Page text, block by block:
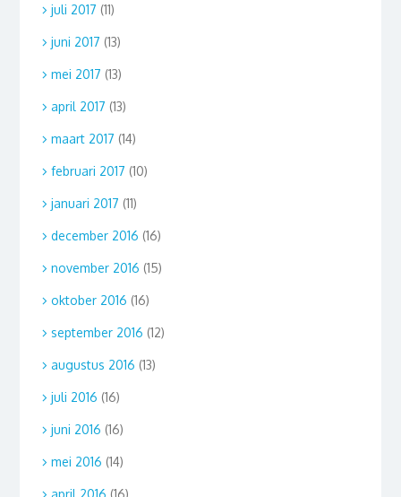
juli 2017 (11)
juni 2017 (13)
mei 2017 (13)
april 2017 (13)
maart 2017 (14)
februari 2017 (10)
januari 2017 (11)
december 2016 (16)
november 2016 (15)
oktober 2016 (16)
september 2016 (12)
augustus 2016 (13)
juli 2016 (16)
juni 2016 (16)
mei 2016 (14)
april 2016 (16)